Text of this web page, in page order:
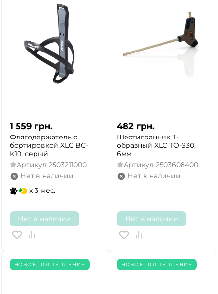
1 559 грн.
Флягодержатель с
бортировкой XLC BC-
K10, серый
Артикул 2503211000
Нет в наличии
x 3 мес.
Нет в наличии
482 грн.
Шестигранник Т-
образный XLC TO-S30,
6мм
Артикул 2503608400
Нет в наличии
Нет в наличии
НОВОЕ ПОСТУПЛЕНИЕ НОВОЕ ПОСТУПЛЕНИЕ